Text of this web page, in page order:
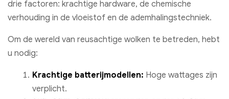
drie factoren: krachtige hardware, de chemische
verhouding in de vloeistof en de ademhalingstechniek.
Om de wereld van reusachtige wolken te betreden, hebt
u nodig:
Krachtige batterijmodellen: Hoge wattages zijn
verplicht.